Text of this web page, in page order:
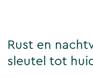
Rust en
sleutel tot